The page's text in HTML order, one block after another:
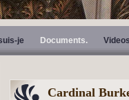
je Documents.
Cardinal